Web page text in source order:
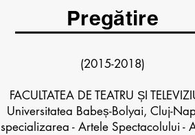
Pregătire
(2015-2018)
FACULTATEA DE TEATRU ȘI
Universitatea Babeș-Bolyai, Cluj-
specializarea - Artele Spectacolului -